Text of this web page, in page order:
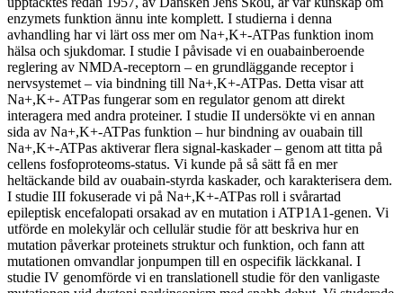
enzymets funktion ännu inte komplett. I studierna i denna
avhandling har vi lärt oss mer om Na+,K+-ATPas funktion inom
hälsa och sjukdomar. I studie I påvisade vi en ouabainberoende
reglering av NMDA-receptorn – en grundläggande receptor i
nervsystemet – via bindning till Na+,K+-ATPas. Detta visar att
Na+,K+- ATPas fungerar som en regulator genom att direkt
interagera med andra proteiner. I studie II undersökte vi en annan
sida av Na+,K+-ATPas funktion – hur bindning av ouabain till
Na+,K+-ATPas aktiverar flera signal-kaskader – genom att titta på
cellens fosfoproteoms-status. Vi kunde på så sätt få en mer
heltäckande bild av ouabain-styrda kaskader, och karakterisera dem.
I studie III fokuserade vi på Na+,K+-ATPas roll i svårartad
epileptisk encefalopati orsakad av en mutation i ATP1A1-genen. Vi
utförde en molekylär och cellulär studie för att beskriva hur en
mutation påverkar proteinets struktur och funktion, och fann att
mutationen omvandlar jonpumpen till en ospecifik läckkanal. I
studie IV genomförde vi en translationell studie för den vanligaste